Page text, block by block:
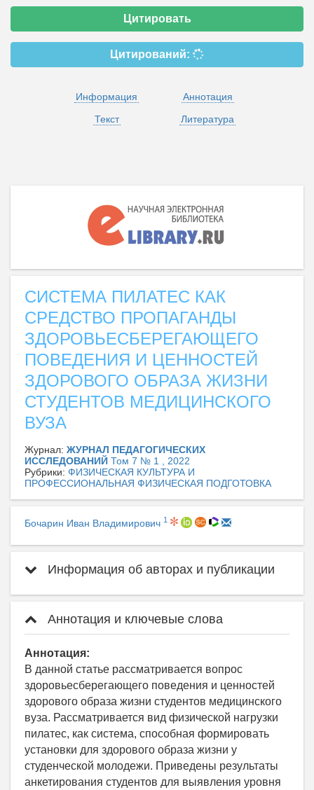
Цитировать
Цитирований:
Информация
Аннотация
Текст
Литература
СИСТЕМА ПИЛАТЕС КАК
СРЕДСТВО ПРОПАГАНДЫ
ЗДОРОВЬЕСБЕРЕГАЮЩЕГО
ПОВЕДЕНИЯ И ЦЕННОСТЕЙ
ЗДОРОВОГО ОБРАЗА ЖИЗНИ
СТУДЕНТОВ МЕДИЦИНСКОГО
ВУЗА
Журнал: ЖУРНАЛ ПЕДАГОГИЧЕСКИХ
ИССЛЕДОВАНИЙ Том 7 № 1 , 2022
Рубрики: ФИЗИЧЕСКАЯ КУЛЬТУРА И
ПРОФЕССИОНАЛЬНАЯ ФИЗИЧЕСКАЯ ПОДГОТОВКА
Бочарин Иван Владимирович 1
Информация об авторах и публикации
Аннотация и ключевые слова
Аннотация:
В данной статье рассматривается вопрос
здоровьесберегающего поведения и ценностей
здорового образа жизни студентов медицинского
вуза. Рассматривается вид физической нагрузки
пилатес, как система, способная формировать
установки для здорового образа жизни у
студенческой молодежи. Приведены результаты
анкетирования студентов для выявления уровня